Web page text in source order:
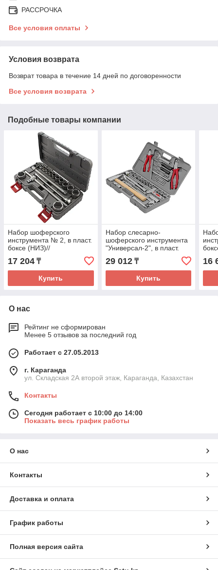
РАССРОЧКА
Все условия оплаты
Условия возврата
Возврат товара в течение 14 дней по договоренности
Все условия возврата
Подобные товары компании
Набор шоферского
инструмента № 2, в пласт.
боксе (НИЗ)//
Произведено в РФ
17 204 ₸
Купить
Набор слесарно-
шоферского инструмента
"Универсал-2", в пласт.
боксе (НИЗ)//
Произведено в РФ
29 012₸
Купить
16
О нас
Рейтинг не сформирован
Менее 5 отзывов за последний год
Работает с 27.05.2013
г. Караганда
ул. Складская 2А второй этаж, Караганда, Казахстан
Контакты
Сегодня работает с 10:00 до 14:00
Показать весь график работы
О нас
Контакты
Доставка и оплата
График работы
Полная версия сайта